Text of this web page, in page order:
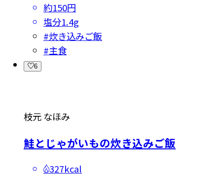
約150円
塩分1.4g
#炊き込みご飯
#主食
6
枝元 なほみ
鮭とじゃがいもの炊き込みご飯
327kcal